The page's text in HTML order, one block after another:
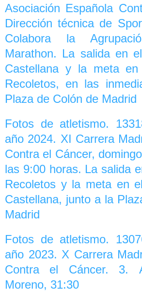
Asociación Española
Dirección técnica de
Colabora la
Marathon. La salida en
Castellana y la meta
Recoletos, en las
Plaza de Colón de Madrid
Fotos de atletismo.
año 2024. XI Carrera
Contra el Cáncer,
las 9:00 horas. La salida
Recoletos y la meta en
Castellana, junto a la
Madrid
Fotos de atletismo.
año 2023. X Carrera
Contra el Cáncer. 3.
Moreno, 31:30